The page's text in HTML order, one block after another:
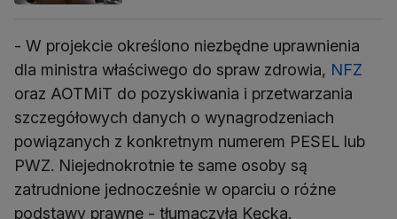
- W projekcie określono niezbędne uprawnienia
dla ministra właściwego do spraw zdrowia, NFZ
oraz AOTMiT do pozyskiwania i przetwarzania
szczegółowych danych o wynagrodzeniach
powiązanych z konkretnym numerem PESEL lub
PWZ. Niejednokrotnie te same osoby są
zatrudnione jednocześnie w oparciu o różne
podstawy prawne - tłumaczyła Kęcka.